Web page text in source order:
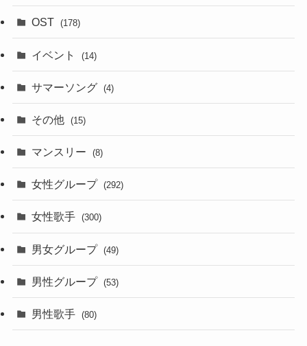
OST (178)
イベント (14)
サマーソング (4)
その他 (15)
マンスリー (8)
女性グループ (292)
女性歌手 (300)
男女グループ (49)
男性グループ (53)
男性歌手 (80)